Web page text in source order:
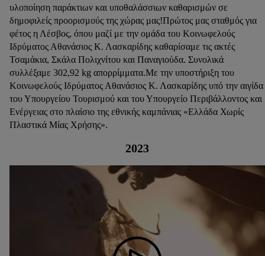
υλοποίηση παράκτιων και υποθαλάσσιων καθαρισμών σε
δημοφιλείς προορισμούς της χώρας μας!Πρώτος μας σταθμός για
φέτος η Λέσβος, όπου μαζί με την ομάδα του Κοινωφελούς
Ιδρύματος Αθανάσιος Κ. Λασκαρίδης καθαρίσαμε τις ακτές
Τσαμάκια, Σκάλα Πολιχνίτου και Παναγιούδα. Συνολικά
συλλέξαμε 302,92 kg απορρίμματα.Με την υποστήριξη του
Κοινωφελούς Ιδρύματος Αθανάσιος Κ. Λασκαρίδης υπό την αιγίδα
του Υπουργείου Τουρισμού και του Υπουργείο Περιβάλλοντος και
Ενέργειας στο πλαίσιο της εθνικής καμπάνιας «Ελλάδα Χωρίς
Πλαστικά Μίας Χρήσης».
2023